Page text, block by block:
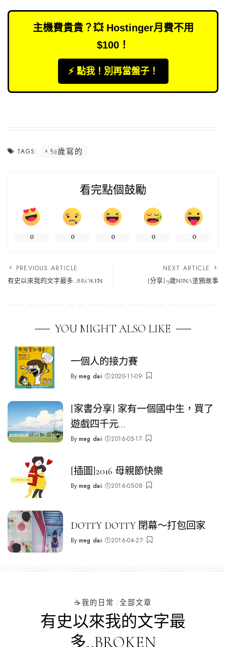
主機費貴貴？💥 Hostinger月費不用
$100！
⚡️ 點我！別再當盤子！
TAGS: 30歲寫的
看完點個鼓勵
0 0 0 0 0
PREVIOUS ARTICLE
有史以來我的文字最多..BROKEN
NEXT ARTICLE
[分享] 9歲NINA塗鴉故事
YOU MIGHT ALSO LIKE
一個人的接力賽
Posted
By meg dai 2020-11-09
[家書分享] 家有一個國中生，買了
遊戲四千元…
Posted
By meg dai 2016-05-17
[插圖]2016 母親節快樂
Posted
By meg dai 2016-05-08
DOTTY DOTTY 閉幕～打包回家
Posted
By meg dai 2016-04-27
☕️我的日常 全部文章
有史以來我的文字最
多..BROKEN